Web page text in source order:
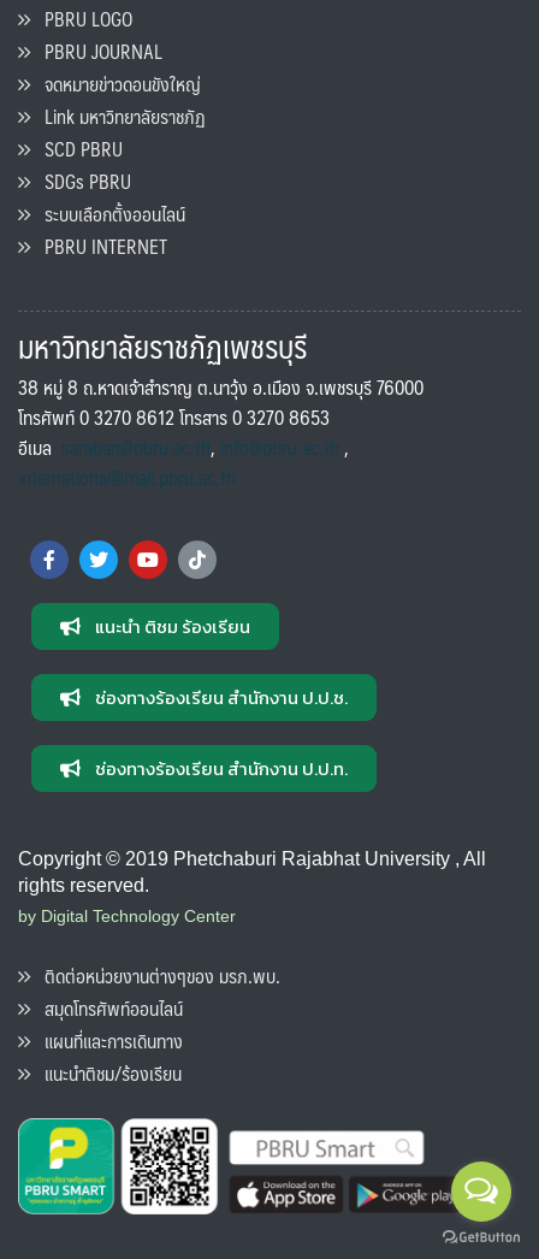
PBRU LOGO
PBRU JOURNAL
จดหมายข่าวดอนขังใหญ่
Link มหาวิทยาลัยราชภัฏ
SCD PBRU
SDGs PBRU
ระบบเลือกตั้งออนไลน์
PBRU INTERNET
มหาวิทยาลัยราชภัฏเพชรบุรี
38 หมู่ 8 ถ.หาดเจ้าสำราญ ต.นาวุ้ง อ.เมือง จ.เพชรบุรี 76000
โทรศัพท์ 0 3270 8612 โทรสาร 0 3270 8653
อีเมล saraban@pbru.ac.th, info@pbru.ac.th,
international@mail.pbru.ac.th
แนะนำ ติชม ร้องเรียน
ช่องทางร้องเรียน สำนักงาน ป.ป.ช.
ช่องทางร้องเรียน สำนักงาน ป.ป.ท.
Copyright © 2019 Phetchaburi Rajabhat University , All
rights reserved.
by Digital Technology Center
ติดต่อหน่วยงานต่างๆของ มรภ.พบ.
สมุดโทรศัพท์ออนไลน์
แผนที่และการเดินทาง
แนะนำติชม/ร้องเรียน